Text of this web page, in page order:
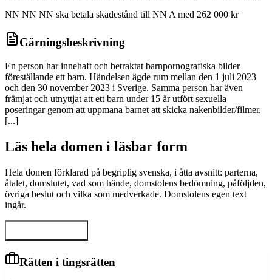
NN NN NN ska betala skadestånd till NN A med 262 000 kr
Gärningsbeskrivning
En person har innehaft och betraktat barnpornografiska bilder
föreställande ett barn. Händelsen ägde rum mellan den 1 juli 2023
och den 30 november 2023 i Sverige. Samma person har även
främjat och utnyttjat att ett barn under 15 år utfört sexuella
poseringar genom att uppmana barnet att skicka nakenbilder/filmer.
[...]
Läs hela domen i läsbar form
Hela domen förklarad på begriplig svenska, i åtta avsnitt: parterna,
åtalet, domslutet, vad som hände, domstolens bedömning, påföljden,
övriga beslut och vilka som medverkade. Domstolens egen text
ingår.
Rätten i tingsrätten